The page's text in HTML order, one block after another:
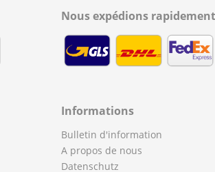
Nous expédions
Informations
Bulletin d'information
A propos de nous
Datenschutz